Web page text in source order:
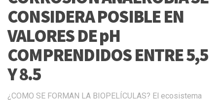
CONSIDERA POSIBLE EN
VALORES DE pH
COMPRENDIDOS ENTRE 5,5
Y 8.5
¿COMO SE FORMAN LA BIOPELÍCULAS? El ecosistema